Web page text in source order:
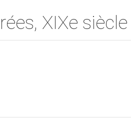
XIXe siècle